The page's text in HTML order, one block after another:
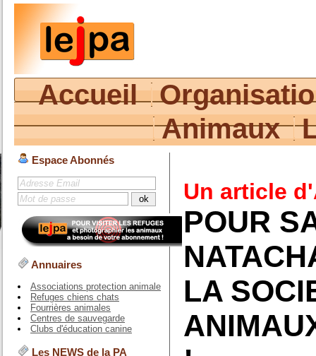
Accueil
Animaux
Espace Abonnés
Annuaires
Associations protection animale
Refuges chiens chats
Fourrières animales
Centres de sauvegarde
Clubs d'éducation canine
Les NEWS de la PA
Un article
POUR
LA